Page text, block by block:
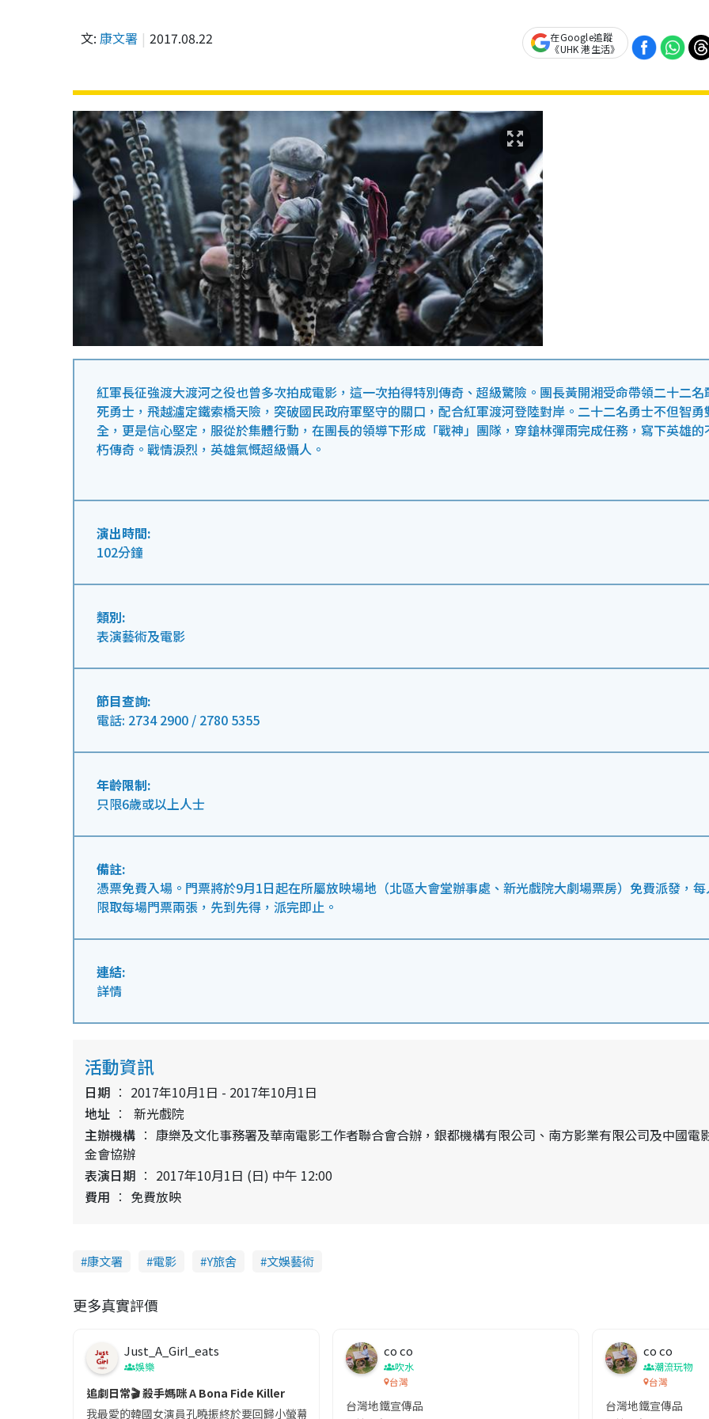
文: 康文署 2017.08.22
在Google追蹤
《UHK 港生活》
紅軍長征強渡大渡河之役也曾多次拍成電影，這一次拍得特別傳奇、超級驚險。團長黃開湘受命帶領二十二名
死勇士，飛越瀘定鐵索橋天險，突破國民政府軍堅守的關口，配合紅軍渡河登陸對岸。二十二名勇士不但智勇
全，更是信心堅定，服從於集體行動，在團長的領導下形成「戰神」團隊，穿鎗林彈雨完成任務，寫下英雄的
朽傳奇。戰情淚烈，英雄氣慨超級懾人。
演出時間:
102分鐘
類別:
表演藝術及電影
節目查詢:
電話: 2734 2900 / 2780 5355
年齡限制:
只限6歲或以上人士
備註:
憑票免費入場。門票將於9月1日起在所屬放映場地（北區大會堂辦事處、新光戲院大劇場票房）免費派發，
限取每場門票兩張，先到先得，派完即止。
連結:
詳情
活動資訊
日期
2017年10月1日 - 2017年10月1日
地址
新光戲院
主辦機構
康樂及文化事務署及華南電影工作者聯合會合辦，銀都機構有限公司、南方影業有限公司及中國電
金會協辦
表演日期
2017年10月1日 (日) 中午 12:00
費用
免費放映
康文署 電影 Y旅舍 文娛藝術
更多真實評價
Just_A_Girl_eats
娛樂
追劇日常🎬 殺手媽咪 A Bona Fide Killer
我最愛的韓國女演員孔曉振終於要回歸小螢幕啦!這次的劇本改編自同名網絡漫畫,故事主軸圍繞女主角柳寶娜 —— 表面上是一
co co
吹水
台灣
台灣地鐵宣傳品
co co
潮流玩物
台灣
台灣地鐵宣傳品